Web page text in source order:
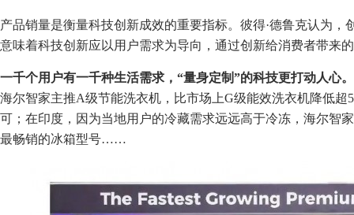
产品销量是衡量科技创新成效的重要指标。彼得·德鲁克认为
意味着科技创新应以用户需求为导向，通过创新给消费者带来
一千个用户有一千种生活需求，“量身定制”的科技更打动人心。
海尔智家主推A级节能洗衣机，比市场上G级能效洗衣机降低超
可；在印度，因为当地用户的冷藏需求远远高于冷冻，海尔智
最畅销的冰箱型号……